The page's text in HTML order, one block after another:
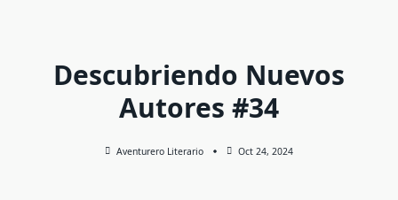
Descubriendo Nuevos
Autores #34
Aventurero Literario Oct 24, 2024